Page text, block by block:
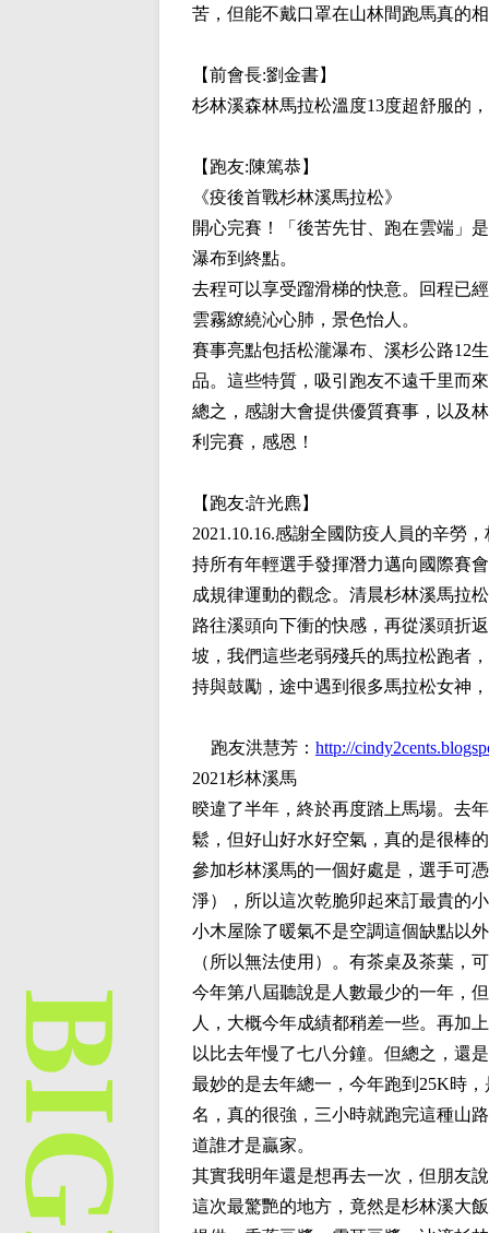
苦，但能不戴口罩在山林間跑馬真的
【前會長:劉金書】
杉林溪森林馬拉松溫度13度超舒服的
【跑友:陳篤恭 】
《疫後首戰杉林溪馬拉松》
開心完賽！「後苦先甘、跑在雲端」
瀑布到終點。
去程可以享受蹓滑梯的快意。回程已
雲霧繚繞沁心肺，景色怡人。
賽事亮點包括松瀧瀑布、溪杉公路12
品。這些特質，吸引跑友不遠千里而
總之，感謝大會提供優質賽事，以及
利完賽，感恩！
【跑友:許光麃】
2021.10.16.感謝全國防疫人員的辛勞
持所有年輕選手發揮潛力邁向國際賽
成規律運動的觀念。清晨杉林溪馬拉
路往溪頭向下衝的快感，再從溪頭折
坡，我們這些老弱殘兵的馬拉松跑者
持與鼓勵，途中遇到很多馬拉松女神
跑友洪慧芳 ： http://
2021杉林溪馬
暌違了半年，終於再度踏上馬場。去
鬆，但好山好水好空氣，真的是很棒
參加杉林溪馬的一個好處是，選手可
淨），所以這次乾脆卯起來訂最貴的
小木屋除了暖氣不是空調這個缺點以
（所以無法使用）。有茶桌及茶葉，
今年第八屆聽說是人數最少的一年，
人，大概今年成績都稍差一些。再加
以比去年慢了七八分鐘。但總之，還
最妙的是去年總一，今年跑到25K時
名，真的很強，三小時就跑完這種山
道誰才是贏家。
其實我明年還是想再去一次，但朋友
這次最驚艷的地方，竟然是杉林溪大